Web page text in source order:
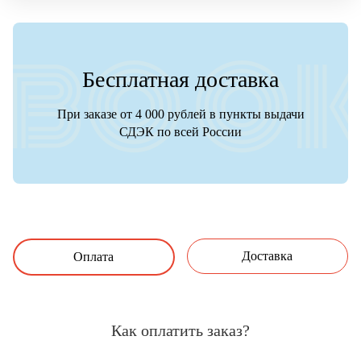
Бесплатная доставка
При заказе от 4 000 рублей в пункты выдачи
СДЭК по всей России
Оплата Доставка
Как оплатить заказ?